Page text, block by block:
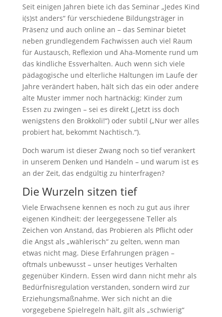
Seit einigen Jahren biete ich das Seminar „Jedes Kind
i(s)st anders“ für verschiedene Bildungsträger in
Präsenz und auch online an – das Seminar bietet
neben grundlegendem Fachwissen auch viel Raum
für Austausch, Reflexion und Aha-Momente rund um
das kindliche Essverhalten. Auch wenn sich viele
pädagogische und elterliche Haltungen im Laufe der
Jahre verändert haben, hält sich das ein oder andere
alte Muster immer noch hartnäckig: Kinder zum
Essen zu zwingen – sei es direkt („Jetzt iss doch
wenigstens den Brokkoli!“) oder subtil („Nur wer alles
probiert hat, bekommt Nachtisch.“).
Doch warum ist dieser Zwang noch so tief verankert
in unserem Denken und Handeln – und warum ist es
an der Zeit, das endgültig zu hinterfragen?
Die Wurzeln sitzen tief
Viele Erwachsene kennen es noch zu gut aus ihrer
eigenen Kindheit: der leergegessene Teller als
Zeichen von Anstand, das Probieren als Pflicht oder
die Angst als „wählerisch“ zu gelten, wenn man
etwas nicht mag. Diese Erfahrungen prägen –
oftmals unbewusst – unser heutiges Verhalten
gegenüber Kindern. Essen wird dann nicht mehr als
Bedürfnisregulation verstanden, sondern wird zur
Erziehungsmaßnahme. Wer sich nicht an die
vorgegebene Spielregeln hält, gilt als „schwierig“